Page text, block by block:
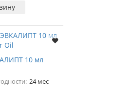
10 мл
24 мес